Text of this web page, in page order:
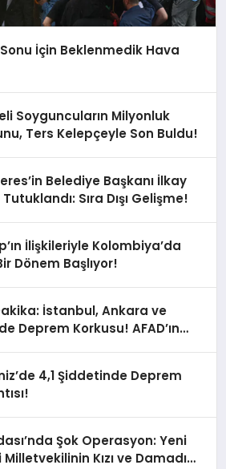
İçin Beklenmedik Hava
Soyguncuların Milyonluk
Ters Kelepçeyle Son Buldu!
Belediye Başkanı İlkay
Sıra Dışı Gelişme!
İlişkileriyle Kolombiya’da
Dönem Başlıyor!
İstanbul, Ankara ve
Deprem Korkusu! AFAD’ın
4,1 Şiddetinde Deprem
Şok Operasyon: Yeni
Kızı ve Damadı